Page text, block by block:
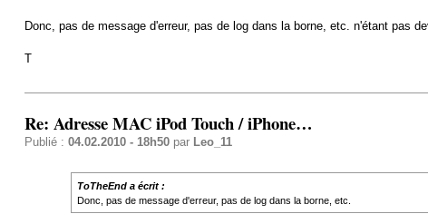
Donc, pas de message d'erreur, pas de log dans la borne, etc. n'étant pas
T
Re: Adresse MAC iPod Touch / iPhone…
Publié : 04.02.2010 - 18h50par Leo_11
ToTheEnd a écrit :
Donc, pas de message d'erreur, pas de log dans la borne, etc.